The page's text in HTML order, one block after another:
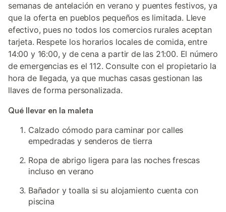
semanas de antelación en verano y puentes festivos, ya
que la oferta en pueblos pequeños es limitada. Lleve
efectivo, pues no todos los comercios rurales aceptan
tarjeta. Respete los horarios locales de comida, entre
14:00 y 16:00, y de cena a partir de las 21:00. El número
de emergencias es el 112. Consulte con el propietario la
hora de llegada, ya que muchas casas gestionan las
llaves de forma personalizada.
Qué llevar en la maleta
Calzado cómodo para caminar por calles
empedradas y senderos de tierra
Ropa de abrigo ligera para las noches frescas
incluso en verano
Bañador y toalla si su alojamiento cuenta con
piscina